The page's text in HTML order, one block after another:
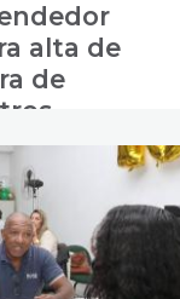
alta de
de